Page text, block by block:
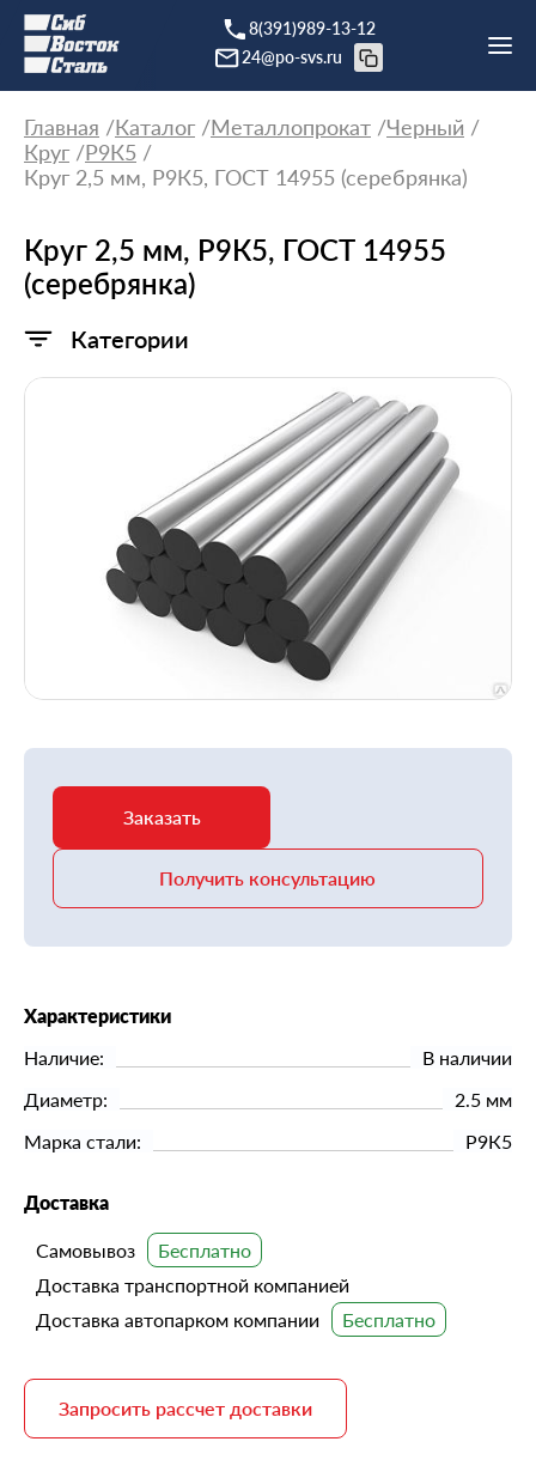
8(391)989-13-12
24@po-svs.ru
Главная Каталог Металлопрокат
Черный
Круг
Р9К5
Круг 2,5 мм, Р9К5, ГОСТ 14955 (серебрянка)
Круг 2,5 мм, Р9К5, ГОСТ 14955
(серебрянка)
Категории
Заказать
Получить консультацию
Характеристики
Наличие:
В наличии
Диаметр:
2.5 мм
Марка стали:
Р9К5
Доставка
Самовывоз
Доставка транспортной компанией
Доставка автопарком компании
Запросить рассчет доставки